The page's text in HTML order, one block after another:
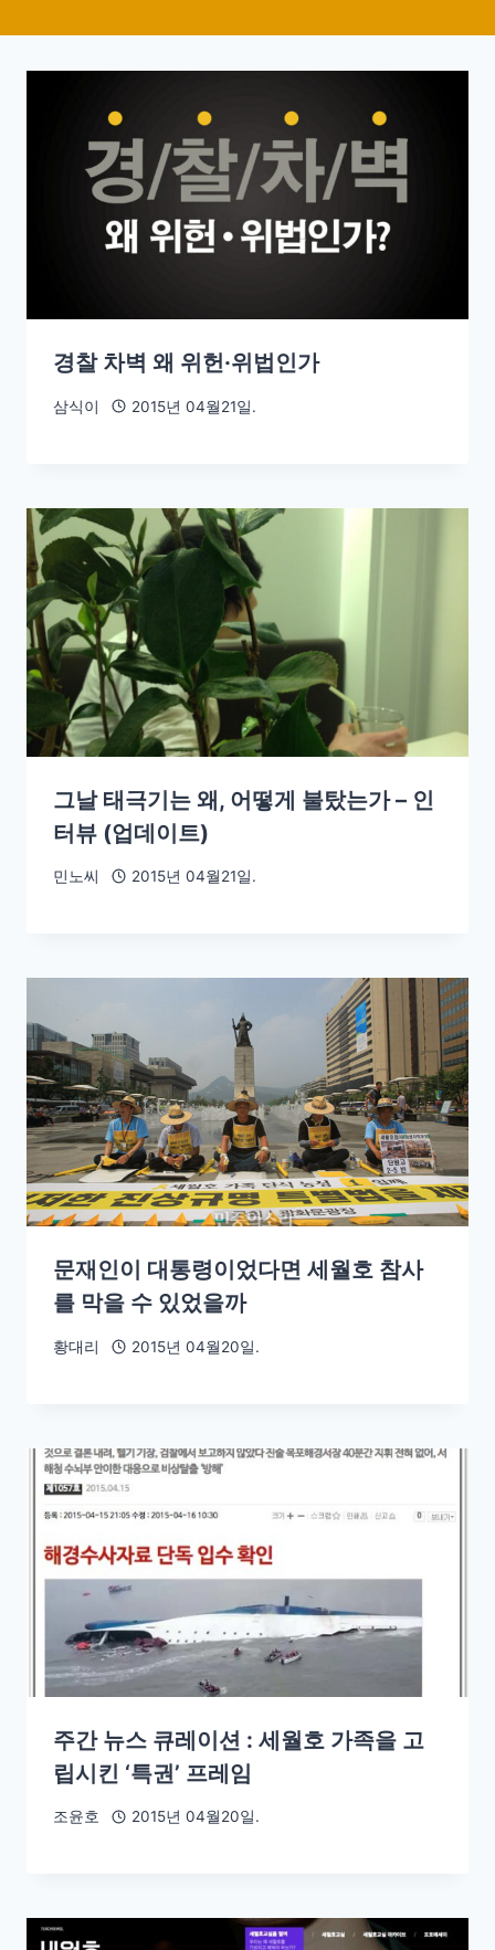
경찰 차벽 왜 위헌·위법인가
삼식이 2015년 04월21일.
그날 태극기는 왜, 어떻게 불탔는가 – 인
터뷰 (업데이트)
민노씨 2015년 04월21일.
문재인이 대통령이었다면 세월호 참사
를 막을 수 있었을까
황대리 2015년 04월20일.
주간 뉴스 큐레이션 : 세월호 가족을 고
립시킨 ‘특권’ 프레임
조윤호 2015년 04월20일.